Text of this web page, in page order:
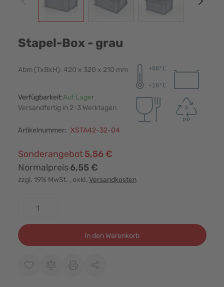
Stapel-Box - grau
Abm (TxBxH): 420 x 320 x 210 mm
Verfügbarkeit:Auf Lager
Versandfertig in 2-3 Werktagen
Artikelnummer: XSTA42-32-04
Sonderangebot 5,56 €
Normalpreis 6,55 €
zzgl. 19% MwSt. , exkl. Versandkosten
In den Warenkorb